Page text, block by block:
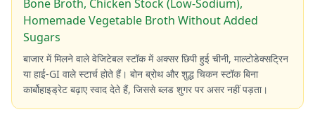
Bone Broth, Chicken Stock (Low-Sodium),
Homemade Vegetable Broth Without Added
Sugars
बाजार में मिलने वाले वेजिटेबल स्टॉक में अक्सर छिपी हुई चीनी, माल्टोडेक्सट्रिन
या हाई-GI वाले स्टार्च होते हैं। बोन ब्रोथ और शुद्ध चिकन स्टॉक बिना
कार्बोहाइड्रेट बढ़ाए स्वाद देते हैं, जिससे ब्लड शुगर पर असर नहीं पड़ता।